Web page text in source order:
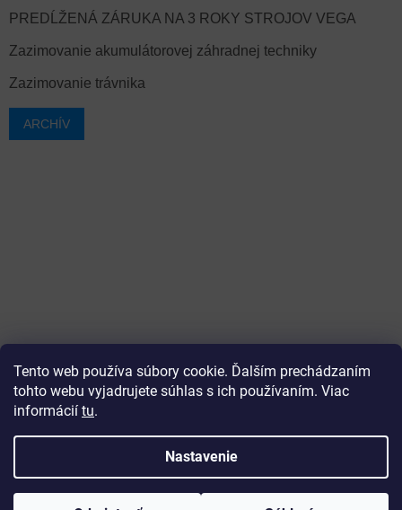
Tento web používa súbory cookie. Ďalším prechádzaním
tohto webu vyjadrujete súhlas s ich používaním. Viac
informácií tu.
Nastavenie
PREDĹŽENÁ ZÁRUKA NA 3 ROKY STROJOV VEGA
Zazimovanie akumulátorovej záhradnej techniky
Zazimovanie trávnika
ARCHÍV
. Všetky práva vyhradené.